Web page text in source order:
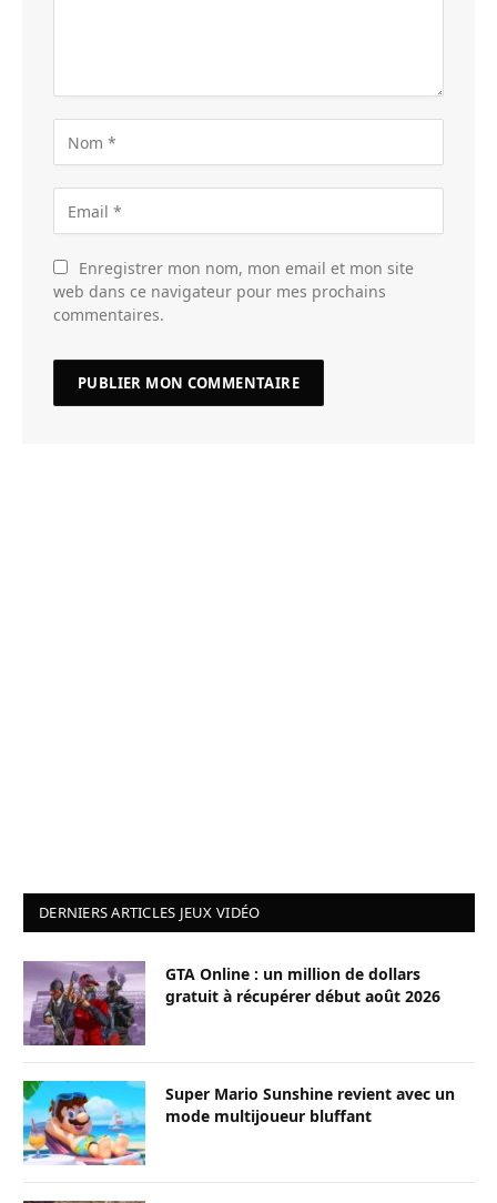
Enregistrer mon nom, mon email et mon site
web dans ce navigateur pour mes prochains
commentaires.
DERNIERS ARTICLES JEUX VIDÉO
GTA Online : un million de dollars
gratuit à récupérer début août 2026
Super Mario Sunshine revient avec un
mode multijoueur bluffant